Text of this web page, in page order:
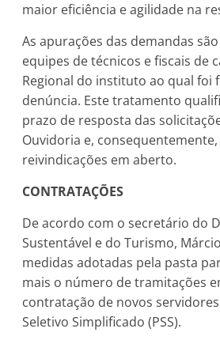
maior eficiência e agilidade na
As apurações das demandas
equipes de técnicos e fiscais de
Regional do instituto ao qual foi
denúncia. Este tratamento
prazo de resposta das
Ouvidoria e,
reivindicações em aberto.
CONTRATAÇÕES
De acordo com o secretário do
Sustentável e do Turismo,
medidas adotadas pela pasta
mais o número de tramitações
contratação de novos
Seletivo Simplificado (PSS).